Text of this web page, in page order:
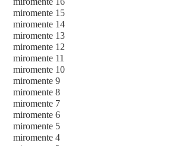
miromente 15
miromente 14
miromente 13
miromente 12
miromente 11
miromente 10
miromente 9
miromente 8
miromente 7
miromente 6
miromente 5
miromente 4